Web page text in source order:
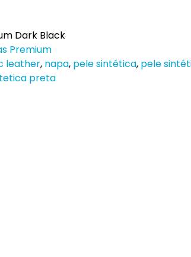
Dark Black
Premium
leather, napa, pele sintética, pele
preta